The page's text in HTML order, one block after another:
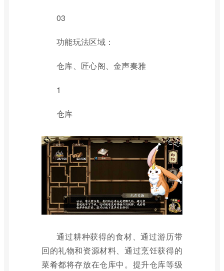
03
功能玩法区域：
仓库、匠心阁、金声奏雅
1
仓库
通过耕种获得的食材、通过游历带
回的礼物和资源材料、通过烹饪获得的
菜肴都将存放在仓库中。提升仓库等级